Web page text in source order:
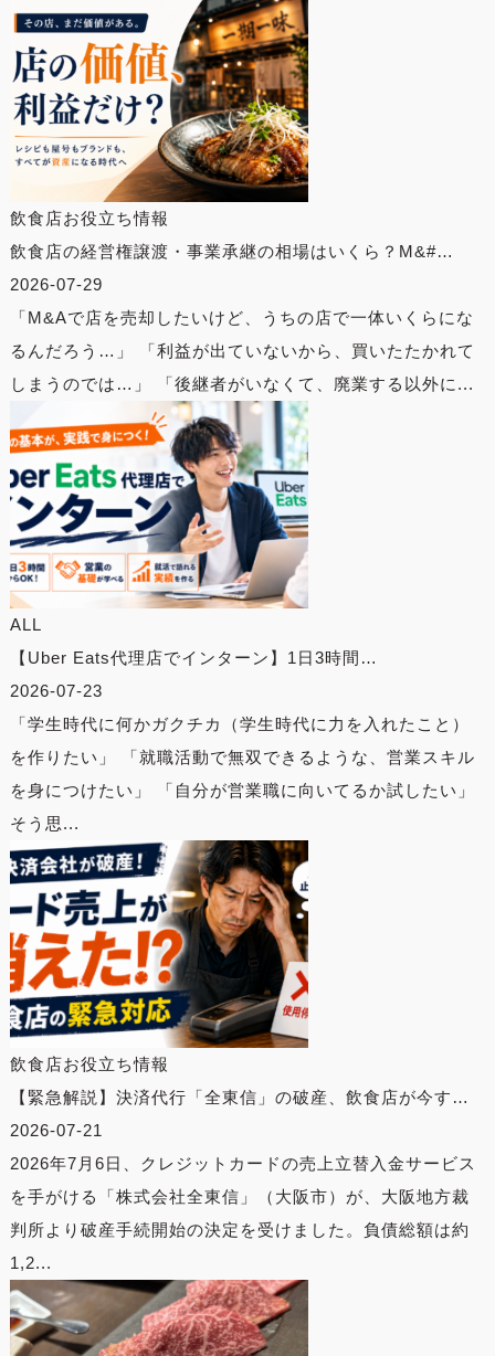
飲食店お役立ち情報
飲食店の経営権譲渡・事業承継の相場はいくら？M&#…
2026-07-29
「M&Aで店を売却したいけど、うちの店で一体いくらにな
るんだろう…」 「利益が出ていないから、買いたたかれて
しまうのでは…」 「後継者がいなくて、廃業する以外に...
ALL
【Uber Eats代理店でインターン】1日3時間…
2026-07-23
「学生時代に何かガクチカ（学生時代に力を入れたこと）
を作りたい」 「就職活動で無双できるような、営業スキル
を身につけたい」 「自分が営業職に向いてるか試したい」
そう思...
飲食店お役立ち情報
【緊急解説】決済代行「全東信」の破産、飲食店が今す…
2026-07-21
2026年7月6日、クレジットカードの売上立替入金サービス
を手がける「株式会社全東信」（大阪市）が、大阪地方裁
判所より破産手続開始の決定を受けました。負債総額は約
1,2...